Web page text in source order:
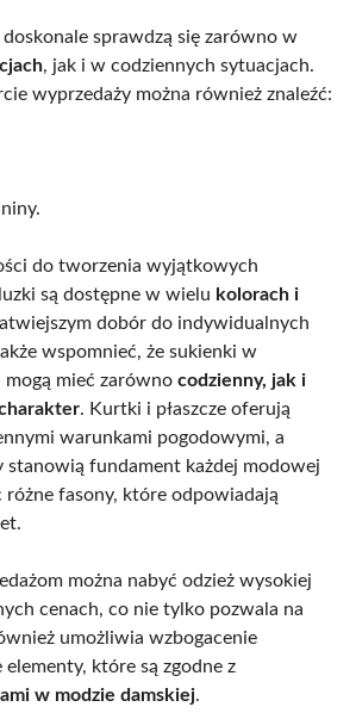
sprawdzą się zarówno w
, jak i w codziennych sytuacjach.
wyprzedaży można również znaleźć:
do tworzenia wyjątkowych
są dostępne w wielu kolorach i
dobór do indywidualnych
wspomnieć, że sukienki w
mieć zarówno codzienny, jak i
. Kurtki i płaszcze oferują
warunkami pogodowymi, a
stanowią fundament każdej modowej
różne fasony, które odpowiadają
można nabyć odzież wysokiej
cenach, co nie tylko pozwala na
umożliwia wzbogacenie
które są zgodne z
w modzie damskiej.